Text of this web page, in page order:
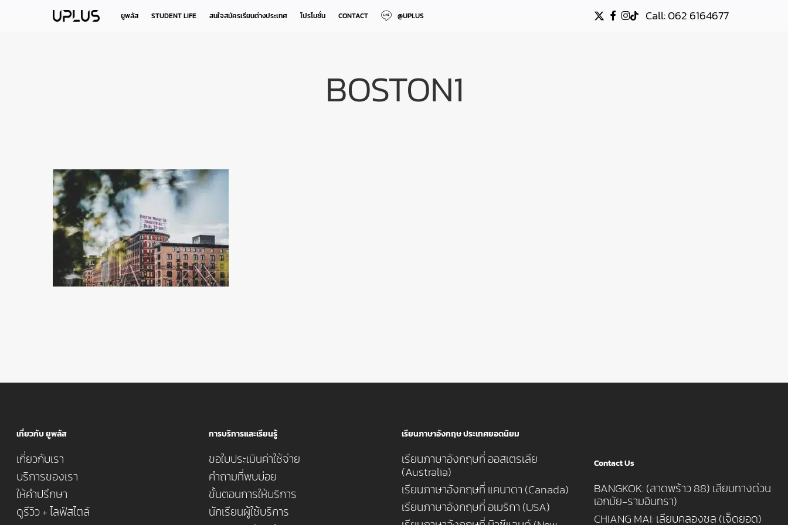
ยูพลัส STUDENT LIFE สนใจสมัครเรียนต่างประเทศ โปรโมชั่น CONTACT @UPLUS Call: 062 6164677
X-
TWITTER
FACEBOOK
INSTAGRAM
TIKTOK
BOSTON1
เกี่ยวกับ ยูพลัส
เกี่ยวกับเรา
บริการของเรา
ให้คำปรึกษา
ดูรีวิว + ไลฟ์สไตล์
การบริการและเรียนรู้
ขอใบประเมินค่าใช้จ่าย
คำถามที่พบบ่อย
ขั้นตอนการให้บริการ
นักเรียนผู้ใช้บริการ
เรียนภาษาอังกฤษ ประเทศยอดนิยม
เรียนภาษาอังกฤษที่ ออสเตรเลีย
(Australia)
เรียนภาษาอังกฤษที่ แคนาดา (Canada)
เรียนภาษาอังกฤษที่ อเมริกา (USA)
Contact Us
BANGKOK: (ลาดพร้าว 88) เลียบทางด่วน
เอกมัย-รามอินทรา)
CHIANG MAI: เลียบคลองชล (เจ็ดยอด)